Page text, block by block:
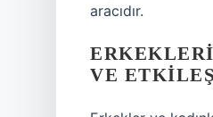
aracıdır.
VE